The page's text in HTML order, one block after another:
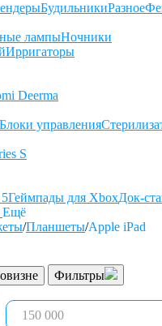
БудильникиРазное
лампыНочники
Ирригаторы
Deerma
Блоки управления
S
Геймпады для XboxДок-
Ещё
/Планшеты/Apple iPad
Фильтры